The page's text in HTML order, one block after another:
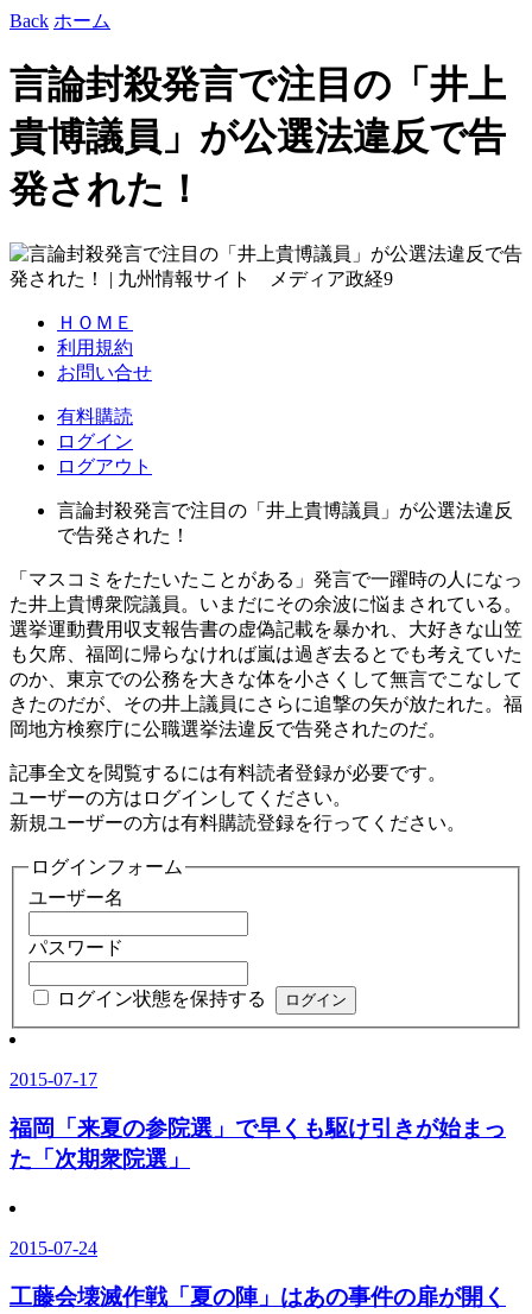
Back ホーム
言論封殺発言で注目の「井上
貴博議員」が公選法違反で告
発された！
ＨＯＭＥ
利用規約
お問い合せ
有料購読
ログイン
ログアウト
言論封殺発言で注目の「井上貴博議員」が公選法違反
で告発された！
「マスコミをたたいたことがある」発言で一躍時の人になっ
た井上貴博衆院議員。いまだにその余波に悩まされている。
選挙運動費用収支報告書の虚偽記載を暴かれ、大好きな山笠
も欠席、福岡に帰らなければ嵐は過ぎ去るとでも考えていた
のか、東京での公務を大きな体を小さくして無言でこなして
きたのだが、その井上議員にさらに追撃の矢が放たれた。福
岡地方検察庁に公職選挙法違反で告発されたのだ。
記事全文を閲覧するには有料読者登録が必要です。
ユーザーの方はログインしてください。
新規ユーザーの方は有料購読登録を行ってください。
ログインフォーム
ユーザー名
パスワード
ログイン状態を保持する
2015-07-17
福岡「来夏の参院選」で早くも駆け引きが始まっ
た「次期衆院選」
2015-07-24
工藤会壊滅作戦「夏の陣」はあの事件の扉が開く